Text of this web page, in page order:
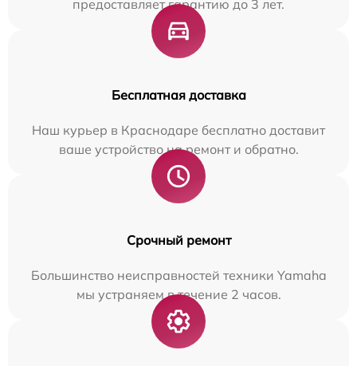
предоставляет гарантию до 3 лет.
Бесплатная доставка
Наш курьер в Краснодаре бесплатно доставит
ваше устройство на ремонт и обратно.
Срочный ремонт
Большинство неисправностей техники Yamaha
мы устраняем в течение 2 часов.